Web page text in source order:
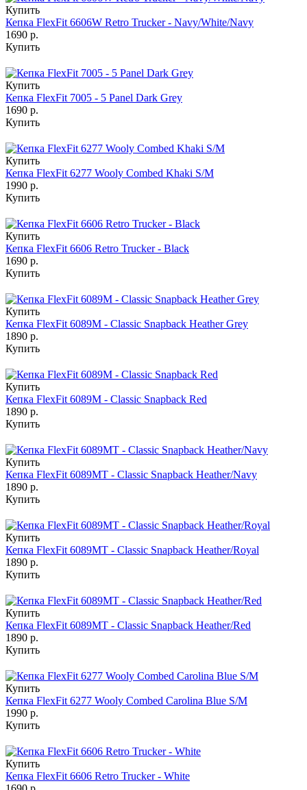
Купить
Кепка FlexFit 6606W Retro Trucker - Navy/White/Navy
1690 р.
Купить
Купить
Кепка FlexFit 7005 - 5 Panel Dark Grey
1690 р.
Купить
Купить
Кепка FlexFit 6277 Wooly Combed Khaki S/M
1990 р.
Купить
Купить
Кепка FlexFit 6606 Retro Trucker - Black
1690 р.
Купить
Купить
Кепка FlexFit 6089M - Classic Snapback Heather Grey
1890 р.
Купить
Купить
Кепка FlexFit 6089M - Classic Snapback Red
1890 р.
Купить
Купить
Кепка FlexFit 6089MT - Classic Snapback Heather/Navy
1890 р.
Купить
Купить
Кепка FlexFit 6089MT - Classic Snapback Heather/Royal
1890 р.
Купить
Купить
Кепка FlexFit 6089MT - Classic Snapback Heather/Red
1890 р.
Купить
Купить
Кепка FlexFit 6277 Wooly Combed Carolina Blue S/M
1990 р.
Купить
Купить
Кепка FlexFit 6606 Retro Trucker - White